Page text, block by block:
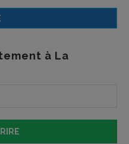
à La